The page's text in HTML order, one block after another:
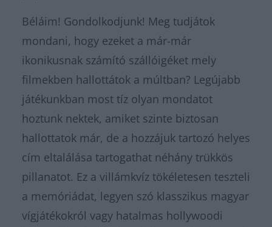
Béláim! Gondolkodjunk! Meg tudjátok
mondani, hogy ezeket a már-már
ikonikusnak számító szállóigéket mely
filmekben hallottátok a múltban? Legújabb
játékunkban most tíz olyan mondatot
hoztunk nektek, amiket szinte biztosan
hallottatok már, de a hozzájuk tartozó helyes
cím eltalálása tartogathat néhány trükkös
pillanatot. Ez a villámkvíz tökéletesen teszteli
a memóriádat, legyen szó klasszikus magyar
vígjátékokról vagy hatalmas hollywoodi